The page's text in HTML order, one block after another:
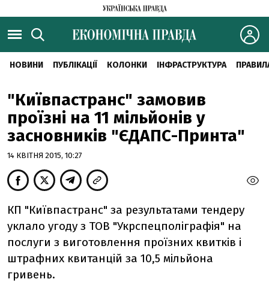
НОВИНИ ПУБЛІКАЦІЇ КОЛОНКИ ІНФРАСТРУКТУРА
"Київпастранс" замовив
проїзні на 11 мільйонів у
засновників "ЄДАПС-Принта"
14 КВІТНЯ 2015, 10:27
КП "Київпастранс" за результатами тендеру
уклало угоду з ТОВ "Укрспецполіграфія" на
послуги з виготовлення проїзних квитків і
штрафних квитанцій за 10,5 мільйона
гривень.